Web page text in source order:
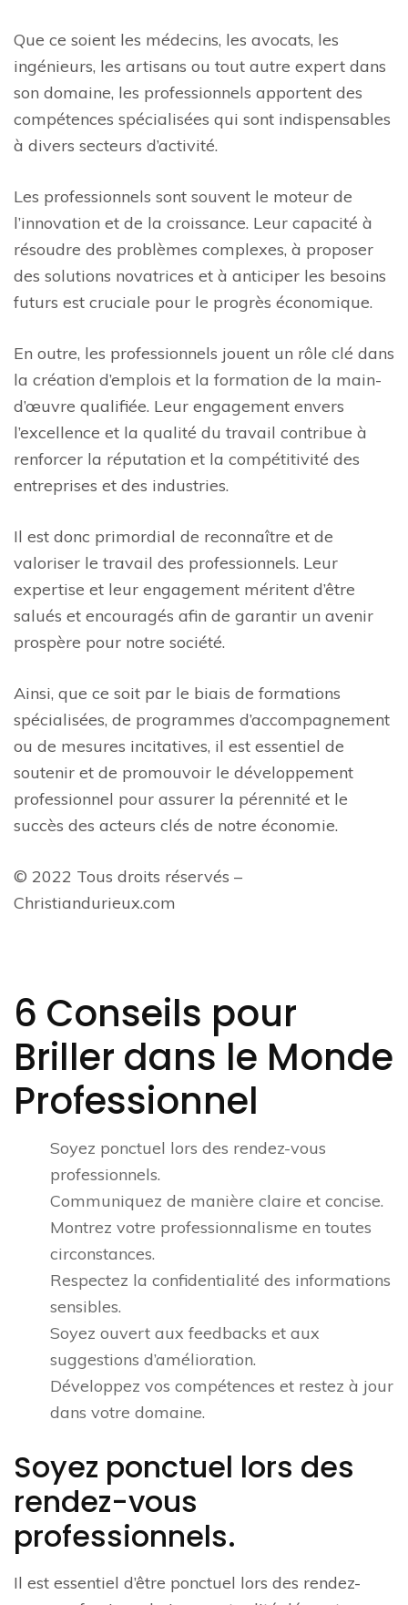
Que ce soient les médecins, les avocats, les
ingénieurs, les artisans ou tout autre expert dans
son domaine, les professionnels apportent des
compétences spécialisées qui sont indispensables
à divers secteurs d’activité.
Les professionnels sont souvent le moteur de
l’innovation et de la croissance. Leur capacité à
résoudre des problèmes complexes, à proposer
des solutions novatrices et à anticiper les besoins
futurs est cruciale pour le progrès économique.
En outre, les professionnels jouent un rôle clé dans
la création d’emplois et la formation de la main-
d’œuvre qualifiée. Leur engagement envers
l’excellence et la qualité du travail contribue à
renforcer la réputation et la compétitivité des
entreprises et des industries.
Il est donc primordial de reconnaître et de
valoriser le travail des professionnels. Leur
expertise et leur engagement méritent d’être
salués et encouragés afin de garantir un avenir
prospère pour notre société.
Ainsi, que ce soit par le biais de formations
spécialisées, de programmes d’accompagnement
ou de mesures incitatives, il est essentiel de
soutenir et de promouvoir le développement
professionnel pour assurer la pérennité et le
succès des acteurs clés de notre économie.
© 2022 Tous droits réservés –
Christiandurieux.com
6 Conseils pour
Briller dans le Monde
Professionnel
Soyez ponctuel lors des rendez-vous
professionnels.
Communiquez de manière claire et concise.
Montrez votre professionnalisme en toutes
circonstances.
Respectez la confidentialité des informations
sensibles.
Soyez ouvert aux feedbacks et aux
suggestions d’amélioration.
Développez vos compétences et restez à jour
dans votre domaine.
Soyez ponctuel lors des
rendez-vous
professionnels.
Il est essentiel d’être ponctuel lors des rendez-